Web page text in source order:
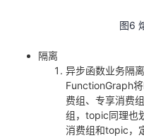
图6
隔离
异步函数业务隔
FunctionGraph将
费组、专享消费
组， topic同理也
消费组和topic，